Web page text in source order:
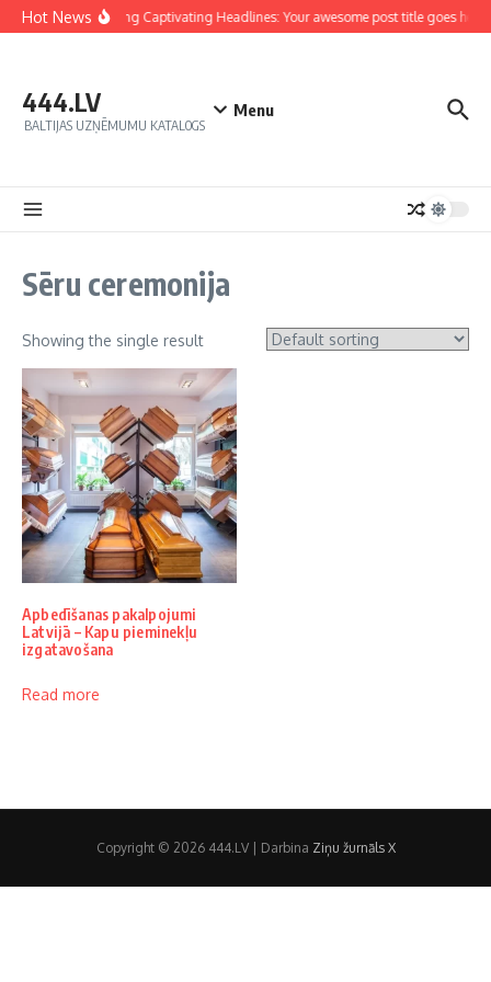
Hot NewsCrafting Captivating Headlines: Your awesome post title goes here
444.LV
BALTIJAS UZŅĒMUMU KATALOGS
Menu
Sēru ceremonija
Showing the single result
Apbedīšanas pakalpojumi
Latvijā – Kapu pieminekļu
izgatavošana
Read more
Copyright © 2026 444.LV | Darbina Ziņu žurnāls X